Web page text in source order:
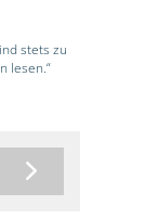
stets zu
lesen.“